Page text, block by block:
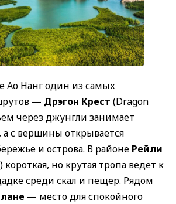
Ао Нанг один из самых
— Дрэгон Крест (Dragon
через джунгли занимает
а с вершины открывается
и острова. В районе Рейли
но крутая тропа ведет к
среди скал и пещер. Рядом
— место для спокойного